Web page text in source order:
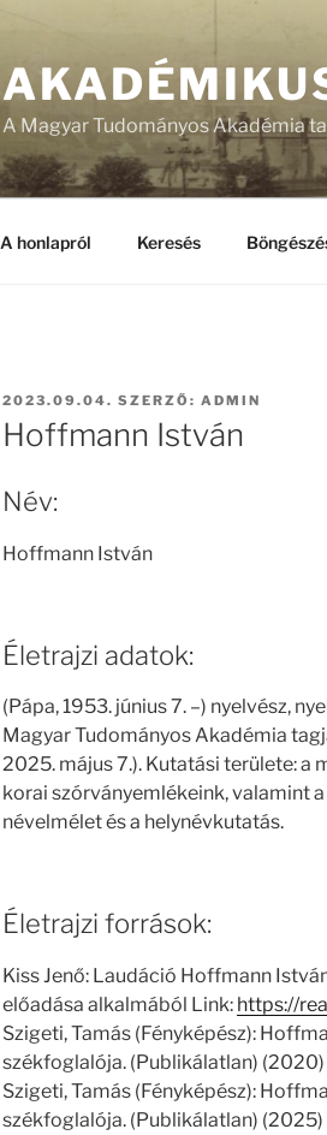
A Magyar Tudományos Akadémia
A honlapról Keresés
BEKÜLDVE:
2023.09.04. SZERZŐ: ADMIN
Hoffmann István
Név:
Hoffmann István
Életrajzi adatok:
(Pápa, 1953. június 7. –) nyelvész,
Magyar Tudományos Akadémia
2025. május 7.). Kutatási területe: a
korai szórványemlékeink, valamint
névelmélet és a helynévkutatás.
Életrajzi források:
Kiss Jenő: Laudáció Hoffmann
előadása alkalmából Link: https://
Szigeti, Tamás (Fényképész):
székfoglalója. (Publikálatlan) (2020)
Szigeti, Tamás (Fényképész):
székfoglalója. (Publikálatlan) (2025)